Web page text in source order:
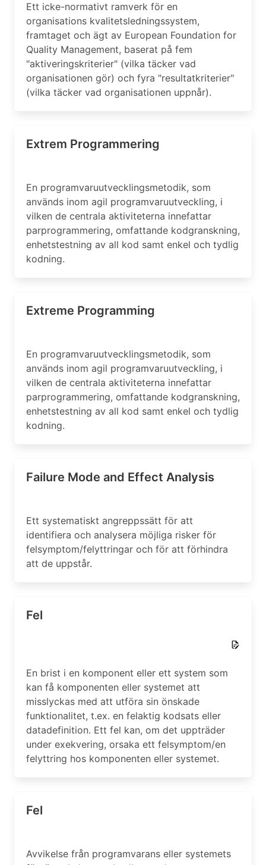
Ett icke-normativt ramverk för en
organisations kvalitetsledningssystem,
framtaget och ägt av European Foundation for
Quality Management, baserat på fem
"aktiveringskriterier" (vilka täcker vad
organisationen gör) och fyra "resultatkriterier"
(vilka täcker vad organisationen uppnår).
Extrem Programmering
En programvaruutvecklingsmetodik, som
används inom agil programvaruutveckling, i
vilken de centrala aktiviteterna innefattar
parprogrammering, omfattande kodgranskning,
enhetstestning av all kod samt enkel och tydlig
kodning.
Extreme Programming
En programvaruutvecklingsmetodik, som
används inom agil programvaruutveckling, i
vilken de centrala aktiviteterna innefattar
parprogrammering, omfattande kodgranskning,
enhetstestning av all kod samt enkel och tydlig
kodning.
Failure Mode and Effect Analysis
Ett systematiskt angreppssätt för att
identifiera och analysera möjliga risker för
felsymptom/felyttringar och för att förhindra
att de uppstår.
Fel
En brist i en komponent eller ett system som
kan få komponenten eller systemet att
misslyckas med att utföra sin önskade
funktionalitet, t.ex. en felaktig kodsats eller
datadefinition. Ett fel kan, om det uppträder
under exekvering, orsaka ett felsymptom/en
felyttring hos komponenten eller systemet.
Fel
Avvikelse från programvarans eller systemets